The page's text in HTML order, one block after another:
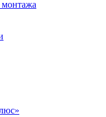
монтажа